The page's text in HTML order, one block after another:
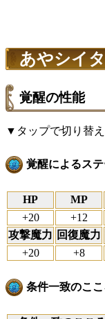
あやシイ
覚醒の性能
▼タップで切り替
覚醒によるス
HP MP
+20
+12
攻撃魔力 回復魔力
+20
+8
条件一致のこ